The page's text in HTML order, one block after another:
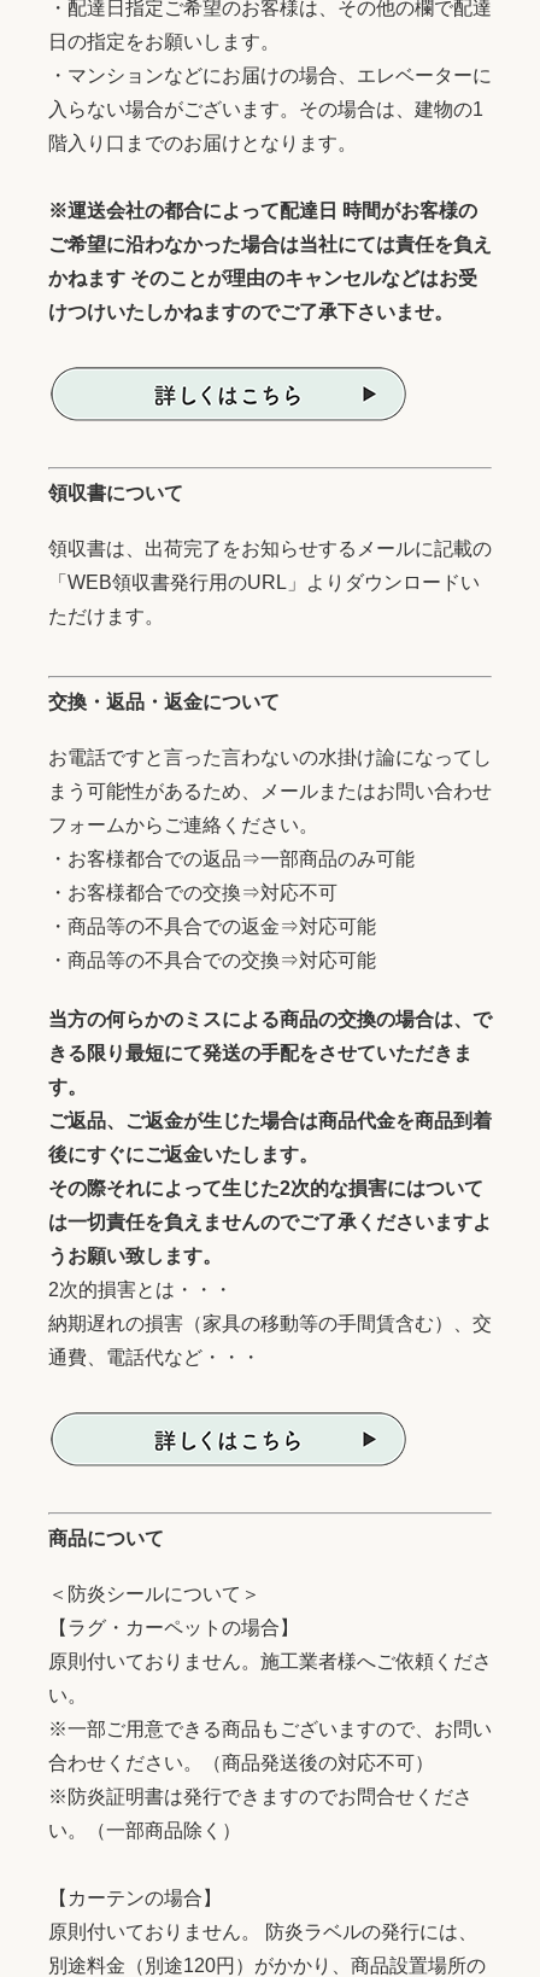
・配達日指定ご希望のお客様は、その他の欄で配達
日の指定をお願いします。
・マンションなどにお届けの場合、エレベーターに
入らない場合がございます。その場合は、建物の1
階入り口までのお届けとなります。
※運送会社の都合によって配達日 時間がお客様の
ご希望に沿わなかった場合は当社にては責任を負え
かねます そのことが理由のキャンセルなどはお受
けつけいたしかねますのでご了承下さいませ。
領収書について
領収書は、出荷完了をお知らせするメールに記載の
「WEB領収書発行用のURL」よりダウンロードい
ただけます。
交換・返品・返金について
お電話ですと言った言わないの水掛け論になってし
まう可能性があるため、メールまたはお問い合わせ
フォームからご連絡ください。
・お客様都合での返品⇒一部商品のみ可能
・お客様都合での交換⇒対応不可
・商品等の不具合での返金⇒対応可能
・商品等の不具合での交換⇒対応可能
当方の何らかのミスによる商品の交換の場合は、で
きる限り最短にて発送の手配をさせていただきま
す。
ご返品、ご返金が生じた場合は商品代金を商品到着
後にすぐにご返金いたします。
その際それによって生じた2次的な損害にはついて
は一切責任を負えませんのでご了承くださいますよ
うお願い致します。
2次的損害とは・・・
納期遅れの損害（家具の移動等の手間賃含む）、交
通費、電話代など・・・
商品について
＜防炎シールについて＞
【ラグ・カーペットの場合】
原則付いておりません。施工業者様へご依頼くださ
い。
※一部ご用意できる商品もございますので、お問い
合わせください。（商品発送後の対応不可）
※防炎証明書は発行できますのでお問合せくださ
い。（一部商品除く）
【カーテンの場合】
原則付いておりません。 防炎ラベルの発行には、
別途料金（別途120円）がかかり、商品設置場所の